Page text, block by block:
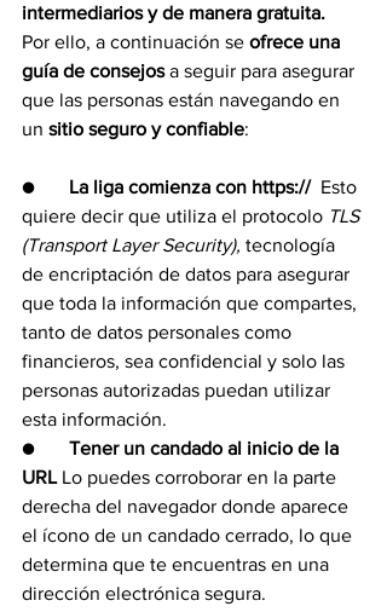
intermediarios y de manera gratuita.
Por ello, a continuación se ofrece una
guía de consejos a seguir para asegurar
que las personas están navegando en
un sitio seguro y confiable:
● La liga comienza con https:// Esto
quiere decir que utiliza el protocolo TLS
(Transport Layer Security), tecnología
de encriptación de datos para asegurar
que toda la información que compartes,
tanto de datos personales como
financieros, sea confidencial y solo las
personas autorizadas puedan utilizar
esta información.
● Tener un candado al inicio de la
URL Lo puedes corroborar en la parte
derecha del navegador donde aparece
el ícono de un candado cerrado, lo que
determina que te encuentras en una
dirección electrónica segura.